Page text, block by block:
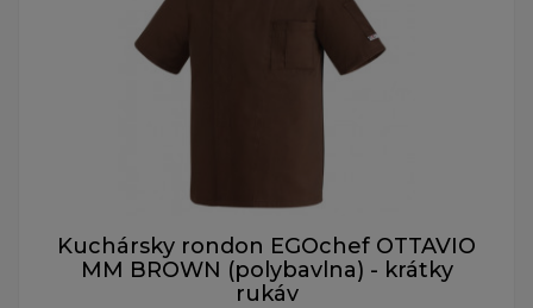
Kuchársky rondon EGOchef OTTAVIO
MM BROWN (polybavlna) - krátky
rukáv